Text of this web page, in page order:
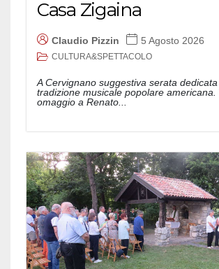
Casa Zigaina
Claudio Pizzin 5 Agosto 2026
CULTURA&SPETTACOLO
A Cervignano suggestiva serata
tradizione musicale popolare americana.
omaggio a Renato...